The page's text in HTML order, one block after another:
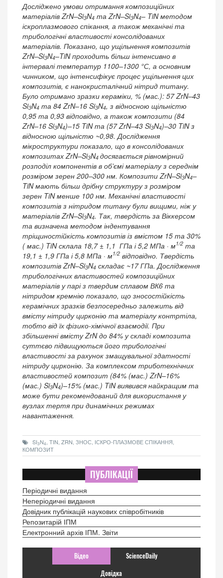
Досліджено умови отримання композиційних
матеріалів ZrN–Si3N4 та ZrN–Si3N4– TiN методом
іскроплазмового спікання, а також механічні та
трибологічні властивості консолідованих
матеріалів. Показано, що ущільнення композитів
ZrN–Si3N4–TiN проходить більш інтенсивно в
інтервалі температур 1100–1300 °С, а основним
чинником, що інтенсифікує процес ущільнення цих
композитів, є нанокристалічний нітрид титану.
Було отримано зразки кераміки, % (мас.): 57 ZrN–43
Si3N4 та 84 ZrN–16 Si3N4, з відносною щільністю
0,95 та 0,93 відповідно, а також композити (84
ZrN–16 Si3N4)–15 TiN та (57 ZrN–43 Si3N4)–30 TiN з
відносною щільністю ~0,98. Дослідження
мікроструктури показало, що в консолідованих
композитах ZrN–Si3N4 досягається рівномірний
розподіл компонентів в об’ємі матеріалу з середнім
розміром зерен 200–300 нм. Композити ZrN–Si3N4–
TiN мають більш дрібну структуру з розміром
зерен TiN менше 100 нм. Механічні властивості
композитів з нітридом титану були вищими, ніж у
матеріалів ZrN–Si3N4. Так, твердість за Віккерсом
та визначена методом індентування
тріщиностійкість композитів із вмістом 15 та 30%
( мас.) TiN склала 18,7 ± 1,1 ГПа і 5,2 МПа · м1/2 та
19,1 ± 1,9 ГПа і 5,8 МПа · м1/2 відповідно. Твердість
композитів ZrN–Si3N4 складає ~17 ГПа. Дослідження
трибологічних властивостей композиційних
матеріалів у парі з твердим сплавом ВК6 та
нітридом кремнію показало, що зносостійкість
керамічних зразків безпосередньо залежить від
вмісту нітриду цирконію та матеріалу контртіла,
тобто від їх фізико-хімічної взаємодії. При
збільшенні вмісту ZrN до 84% у складі композита
суттєво підвищуються його трибологічні
властивості за рахунок змащувальної здатності
нітриду цирконію. За комплексом триботехнічних
властивостей композит (84% (мас.) ZrN–16%
(мас.) Si3N4)–15% (мас.) TiN виявився найкращим та
може бути рекомендований для використання у
вузлах тертя при динамічних режимах
навантаження.
SI3N4 , TIN, ZRN, ЗНОС, ІСКРО-ПЛАЗМОВЕ СПІКАННЯ,
КОМПОЗИТ
ПУБЛІКАЦІЇ
Періодичні видання
Неперіодичні видання
Довідник публікацій наукових співробітників
Репозитарій ІПМ
Електронний архів ІПМ. Звіти
Відео ScienceDaily
Довідка